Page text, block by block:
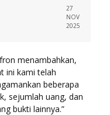
27
NOV
2025
menambahkan,
ini kami telah
beberapa
sejumlah uang, dan
bukti lainnya.”